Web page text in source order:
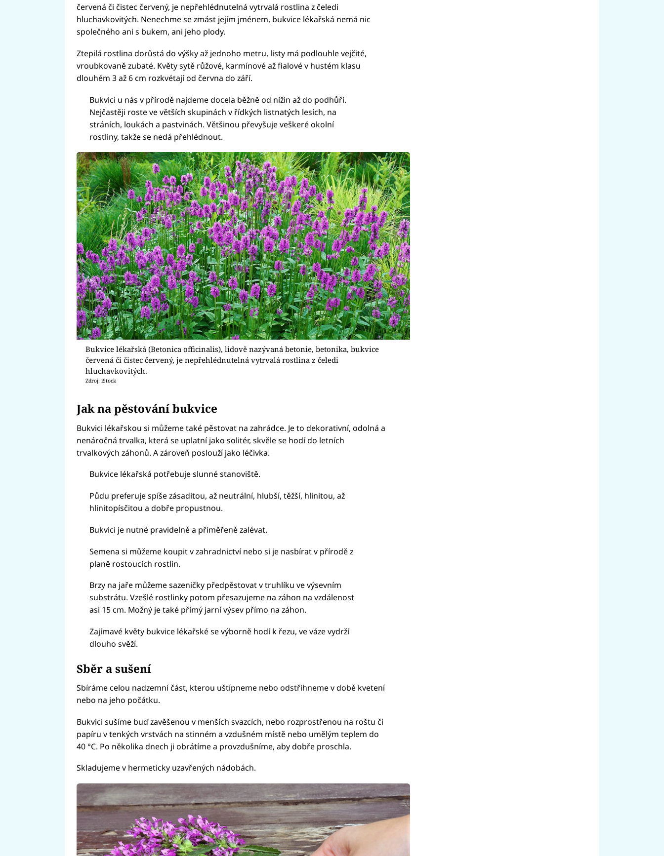
červená či čistec červený, je nepřehlédnutelná vytrvalá rostlina z čeledi
hluchavkovitých. Nenechme se zmást jejím jménem, bukvice lékařská nemá nic
společného ani s bukem, ani jeho plody.
Ztepilá rostlina dorůstá do výšky až jednoho metru, listy má podlouhle vejčité,
vroubkovaně zubaté. Květy sytě růžové, karmínové až fialové v hustém klasu
dlouhém 3 až 6 cm rozkvétají od června do září.
Bukvici u nás v přírodě najdeme docela běžně od nížin až do podhůří.
Nejčastěji roste ve větších skupinách v řídkých listnatých lesích, na
stráních, loukách a pastvinách. Většinou převyšuje veškeré okolní
rostliny, takže se nedá přehlédnout.
Bukvice lékařská (Betonica officinalis), lidově nazývaná betonie, betonika, bukvice
červená či čistec červený, je nepřehlédnutelná vytrvalá rostlina z čeledi
hluchavkovitých.
Zdroj: iStock
Jak na pěstování bukvice
Bukvici lékařskou si můžeme také pěstovat na zahrádce. Je to dekorativní, odolná a
nenáročná trvalka, která se uplatní jako solitér, skvěle se hodí do letních
trvalkových záhonů. A zároveň poslouží jako léčivka.
Bukvice lékařská potřebuje slunné stanoviště.
Půdu preferuje spíše zásaditou, až neutrální, hlubší, těžší, hlinitou, až
hlinitopísčitou a dobře propustnou.
Bukvici je nutné pravidelně a přiměřeně zalévat.
Semena si můžeme koupit v zahradnictví nebo si je nasbírat v přírodě z
planě rostoucích rostlin.
Brzy na jaře můžeme sazeničky předpěstovat v truhlíku ve výsevním
substrátu. Vzešlé rostlinky potom přesazujeme na záhon na vzdálenost
asi 15 cm. Možný je také přímý jarní výsev přímo na záhon.
Zajímavé květy bukvice lékařské se výborně hodí k řezu, ve váze vydrží
dlouho svěží.
Sběr a sušení
Sbíráme celou nadzemní část, kterou uštípneme nebo odstřihneme v době kvetení
nebo na jeho počátku.
Bukvici sušíme buď zavěšenou v menších svazcích, nebo rozprostřenou na roštu či
papíru v tenkých vrstvách na stinném a vzdušném místě nebo umělým teplem do
40 °C. Po několika dnech ji obrátíme a provzdušníme, aby dobře proschla.
Skladujeme v hermeticky uzavřených nádobách.